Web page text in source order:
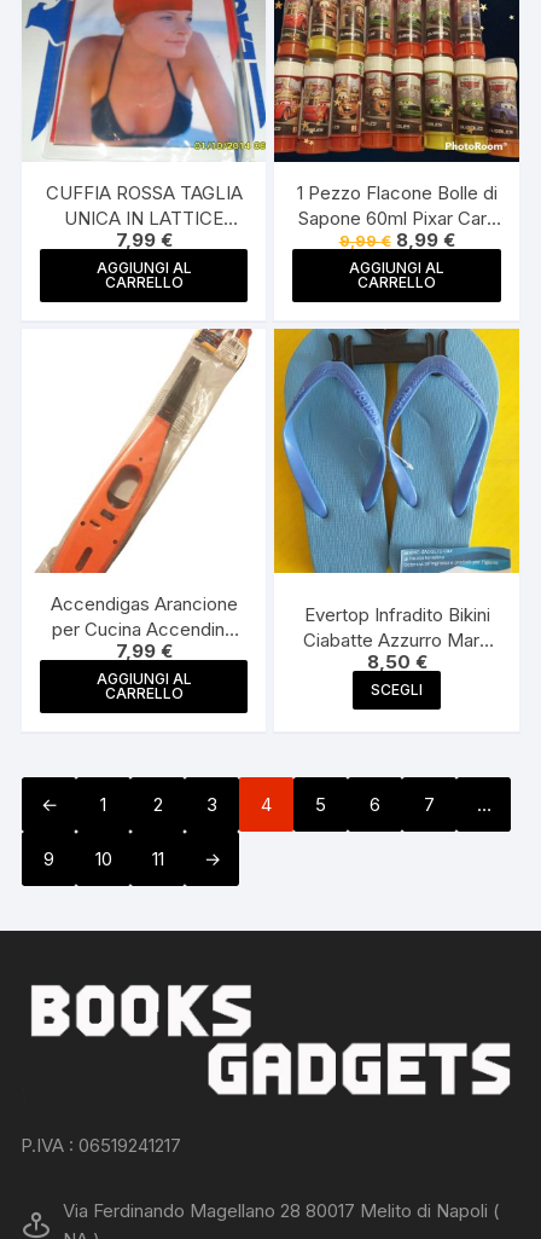
CUFFIA ROSSA TAGLIA
UNICA IN LATTICE
PISCINA MARE CUFFIE
NUOTO
7,99 €
AGGIUNGI AL
CARRELLO
1 Pezzo Flacone Bolle di
Sapone 60ml Pixar Cars
Personaggi Assortiti
9,99€ Il
prezzo
originale
era:
8,99 €Il
prezzo
AGGIUNGI AL
CARRELLO
Accendigas Arancione
per Cucina Accendino
con Blocco
7,99 €
AGGIUNGI AL
CARRELLO
Evertop Infradito Bikini
Ciabatte Azzurro Mare
Piscina Moda Donna
Uomo Unisex
8,50 €
SCEGLI
prodotto
Le
prodotto
← 1 2 3 4 5 6 7 …
9 10 11 →
P.IVA : 06519241217
Via Ferdinando Magellano 28 80017 Melito di Napoli (